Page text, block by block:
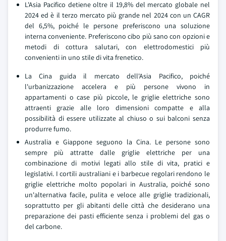
L'Asia Pacifico detiene oltre il 19,8% del mercato globale nel
2024 ed è il terzo mercato più grande nel 2024 con un CAGR
del 6,5%, poiché le persone preferiscono una soluzione
interna conveniente. Preferiscono cibo più sano con opzioni e
metodi di cottura salutari, con elettrodomestici più
convenienti in uno stile di vita frenetico.
La Cina guida il mercato dell'Asia Pacifico, poiché
l'urbanizzazione accelera e più persone vivono in
appartamenti o case più piccole, le griglie elettriche sono
attraenti grazie alle loro dimensioni compatte e alla
possibilità di essere utilizzate al chiuso o sui balconi senza
produrre fumo.
Australia e Giappone seguono la Cina. Le persone sono
sempre più attratte dalle griglie elettriche per una
combinazione di motivi legati allo stile di vita, pratici e
legislativi. I cortili australiani e i barbecue regolari rendono le
griglie elettriche molto popolari in Australia, poiché sono
un'alternativa facile, pulita e veloce alle griglie tradizionali,
soprattutto per gli abitanti delle città che desiderano una
preparazione dei pasti efficiente senza i problemi del gas o
del carbone.